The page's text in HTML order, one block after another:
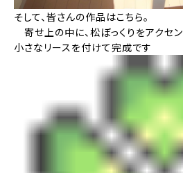
そして、皆さんの作品はこちら。
寄せ上の中に、松ぼっくりをアクセ
小さなリースを付けて完成です